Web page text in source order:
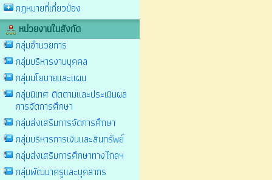
กฎหมายที่เกี่ยวข้อง
หน่วยงานในสังกัด
กลุ่มอำนวยการ
กลุ่มบริหารงานบุคคล
กลุ่มนโยบายและแผน
กลุ่มนิเทศ ติดตามและประเมินผล
การจัดการศึกษา
กลุ่มส่งเสริมการจัดการศึกษา
กลุ่มบริหารการเงินและสินทรัพย์
กลุ่มส่งเสริมการศึกษาทางไกลฯ
กลุ่มพัฒนาครูและบุคลากร